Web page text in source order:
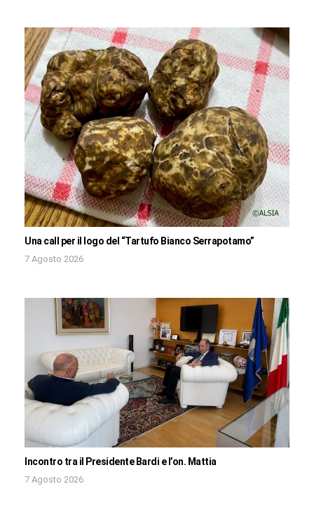
Una call per il logo del “Tartufo Bianco Serrapotamo”
7 Agosto 2026
Incontro tra il Presidente Bardi e l’on. Mattia
7 Agosto 2026